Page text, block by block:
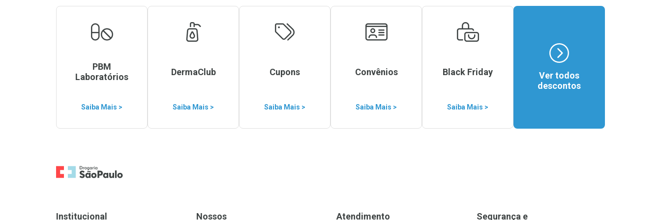
PBM
Laboratórios
Saiba Mais >
DermaClub
Saiba Mais >
Cupons
Saiba Mais >
Convênios
Saiba Mais >
Black Friday
Saiba Mais >
Ver todos
descontos
Ir para a Home
Institucional Nossos Atendimento Segurança e